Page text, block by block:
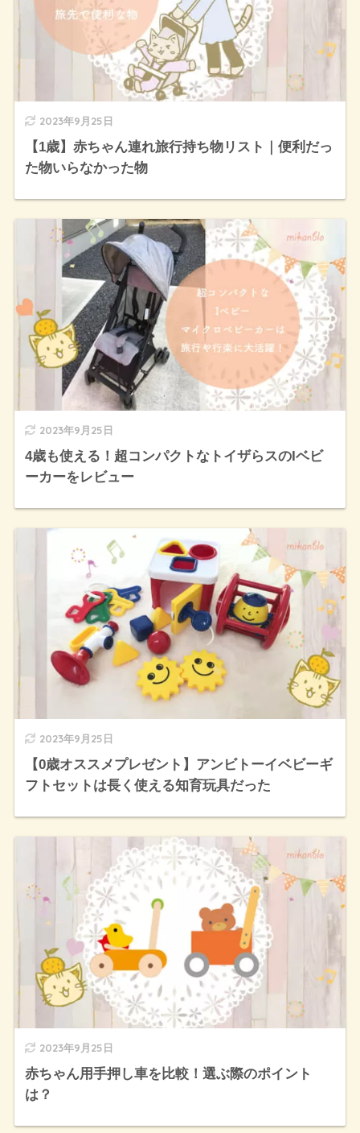
2023年9月25日
【1歳】赤ちゃん連れ旅行持ち物リスト｜便利だっ
た物いらなかった物
2023年9月25日
4歳も使える！超コンパクトなトイザらスのIベビ
ーカーをレビュー
2023年9月25日
【0歳オススメプレゼント】アンビトーイベビーギ
フトセットは長く使える知育玩具だった
2023年9月25日
赤ちゃん用手押し車を比較！選ぶ際のポイント
は？